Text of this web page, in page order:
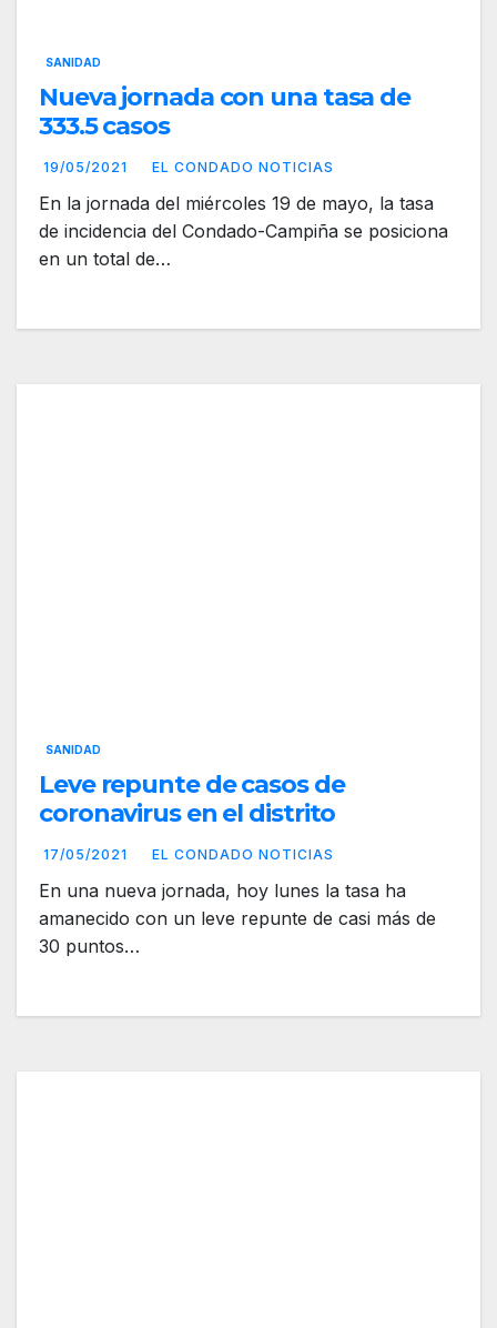
SANIDAD
Nueva jornada con una tasa de
333.5 casos
19/05/2021 EL CONDADO NOTICIAS
En la jornada del miércoles 19 de mayo, la tasa
de incidencia del Condado-Campiña se posiciona
en un total de…
SANIDAD
Leve repunte de casos de
coronavirus en el distrito
17/05/2021 EL CONDADO NOTICIAS
En una nueva jornada, hoy lunes la tasa ha
amanecido con un leve repunte de casi más de
30 puntos…